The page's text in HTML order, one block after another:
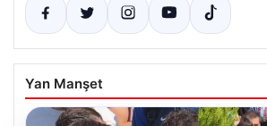
Yan Manşet